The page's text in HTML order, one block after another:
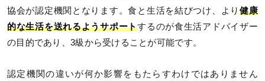
協会が認定機関となります。食と生活を結びつけ、より 健康
的な生活を送れるようサポートするのが食生活アドバイザー
の目的であり、3級から受けることが可能です。
認定機関の違いが何か影響をもたらすわけではありません